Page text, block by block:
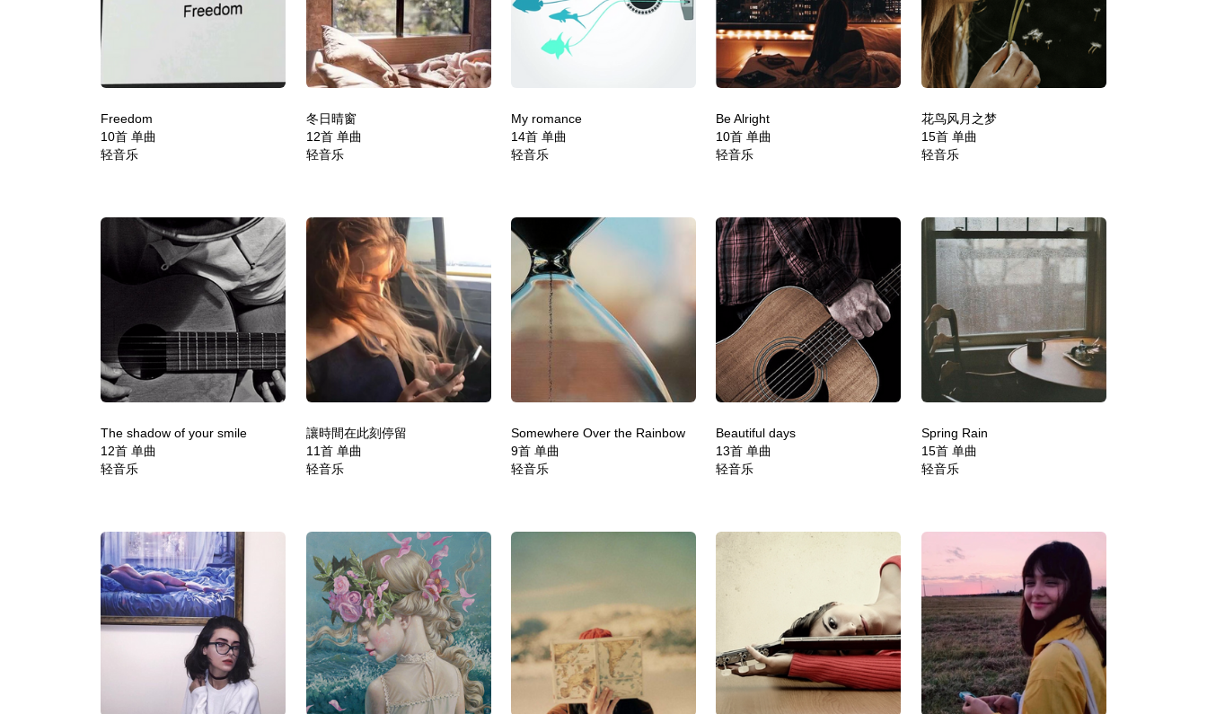
Freedom
10首 单曲
轻音乐
冬日晴窗
12首 单曲
轻音乐
My romance
14首 单曲
轻音乐
Be Alright
10首 单曲
轻音乐
花鸟风月之梦
15首 单曲
轻音乐
The shadow of your smile
12首 单曲
轻音乐
讓時間在此刻停留
11首 单曲
轻音乐
Somewhere Over the Rainbow
9首 单曲
轻音乐
Beautiful days
13首 单曲
轻音乐
Spring Rain
15首 单曲
轻音乐